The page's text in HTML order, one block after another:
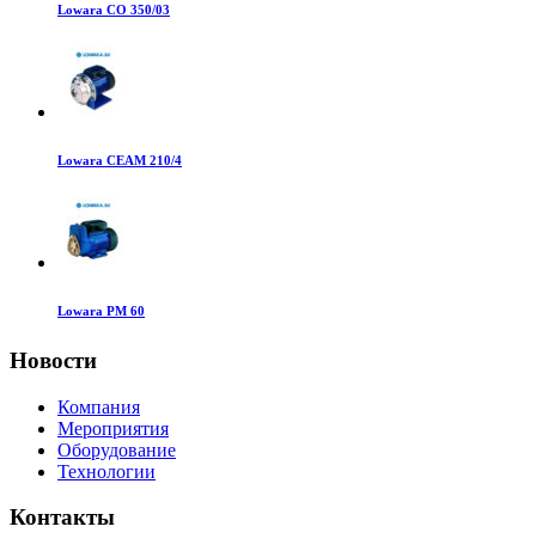
Lowara CO 350/03
Lowara CEAM 210/4
Lowara PM 60
Новости
Компания
Мероприятия
Оборудование
Технологии
Контакты